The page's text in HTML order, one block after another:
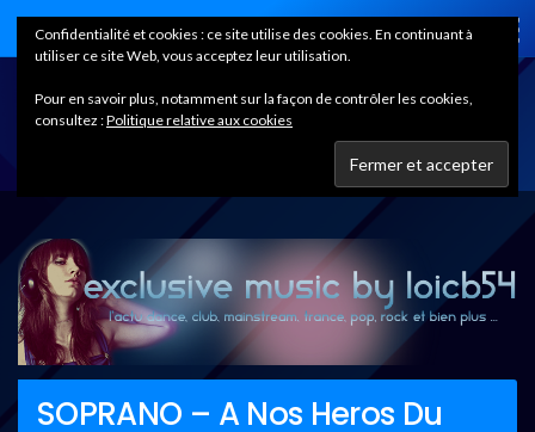
Home
SOPRANO – A Nos Heros Du
Confidentialité et cookies : ce site utilise des cookies. En continuant à
utiliser ce site Web, vous acceptez leur utilisation.
Pour en savoir plus, notamment sur la façon de contrôler les cookies,
consultez :Politique relative aux cookies